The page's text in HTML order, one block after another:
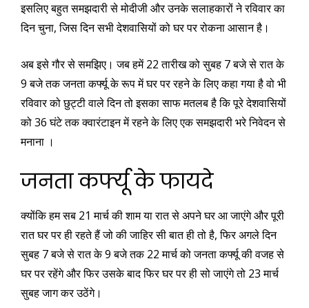
इसलिए बहुत समझदारी से मोदीजी और उनके सलाहकारों ने रविवार का
दिन चुना, जिस दिन सभी देशवासियों को घर पर रोकना आसान है।
अब इसे गौर से समझिए। जब हमें 22 तारीख को सुबह 7 बजे से रात के
9 बजे तक जनता कर्फ्यू के रूप में घर पर रहने के लिए कहा गया है वो भी
रविवार को छुट्टी वाले दिन तो इसका साफ मतलब है कि पूरे देशवासियों
को 36 घंटे तक क्वारंटाइन में रहने के लिए एक समझदारी भरे निवेदन से
मनाना ।
जनता कर्फ्यू के फायदे
क्योंकि हम सब 21 मार्च की शाम या रात से अपने घर आ जाएंगे और पूरी
रात घर पर ही रहते हैं जो की जाहिर सी बात ही तो है, फिर अगले दिन
सुबह 7 बजे से रात के 9 बजे तक 22 मार्च को जनता कर्फ्यू की वजह से
घर पर रहेंगे और फिर उसके बाद फिर घर पर ही सो जाएंगे तो 23 मार्च
सुबह जाग कर उठेंगे।